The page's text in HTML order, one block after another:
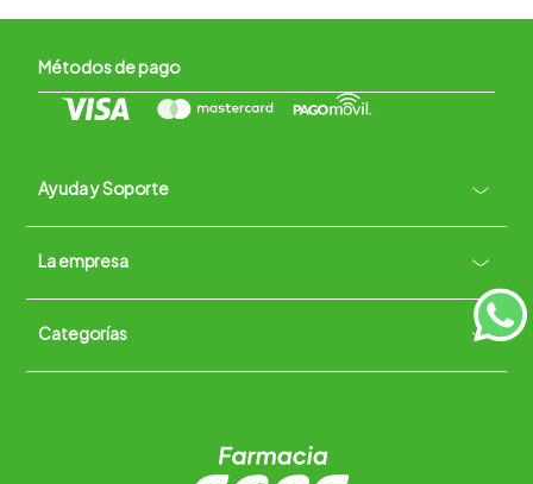
Métodos de pago
Ayuda y Soporte +
Contacto vía WhatsApp
Términos y condiciones
La empresa +
Quiénes somos
Trabaja con nosotros
Categorías +